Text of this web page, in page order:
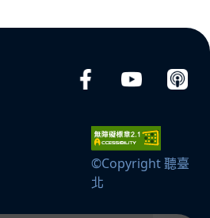
©Copyright 聽臺
北